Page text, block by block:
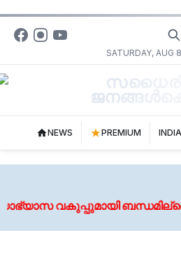
SATURDAY, AUG
NEWS PREMIUM INDIA
വകുപ്പുമായി ബന്ധമില്ലെന്ന്